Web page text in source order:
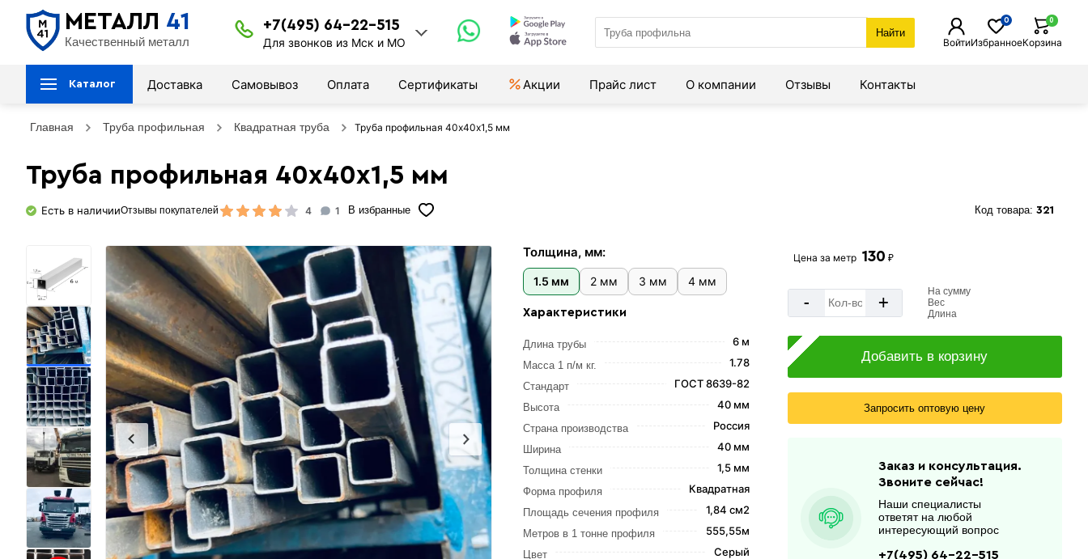
МЕТАЛЛ 41
Качественный металл
+7(495) 64-22-515
Для звонков из Мск и МО
Найти
ВойтиИзбранное
0
Корзина
0
Каталог Доставка Самовывоз Оплата Сертификаты Акции Прайс лист О компании Отзывы Контакты
Главная Труба профильная Квадратная труба Труба профильная 40х40х1,5 мм
Труба профильная 40х40х1,5 мм
Есть в наличииОтзывы покупателей 4 1 В избранные Код товара: 321
Толщина, мм:
1.5 мм 2 мм 3 мм 4 мм
Характеристики
Длина трубы 6 м
Масса 1 п/м кг. 1.78
Стандарт ГОСТ 8639-82
Высота 40 мм
Страна производства Россия
Ширина 40 мм
Толщина стенки 1,5 мм
Форма профиля Квадратная
Площадь сечения профиля 1,84 см2
Метров в 1 тонне профиля 555,55м
Цвет Серый
Цена за метр 130 ₽
- +
На сумму
Вес
Длина
Добавить в корзину
Запросить оптовую цену
Заказ и консультация.
Звоните сейчас!
Наши специалисты
ответят на любой
интересующий вопрос
+7(495) 64-22-515